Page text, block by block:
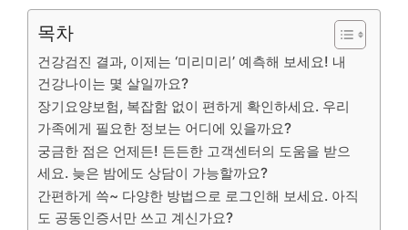
목차
건강검진 결과, 이제는 ‘미리미리’ 예측해 보세요! 내
건강나이는 몇 살일까요?
장기요양보험, 복잡함 없이 편하게 확인하세요. 우리
가족에게 필요한 정보는 어디에 있을까요?
궁금한 점은 언제든! 든든한 고객센터의 도움을 받으
세요. 늦은 밤에도 상담이 가능할까요?
간편하게 쓱~ 다양한 방법으로 로그인해 보세요. 아직
도 공동인증서만 쓰고 계신가요?